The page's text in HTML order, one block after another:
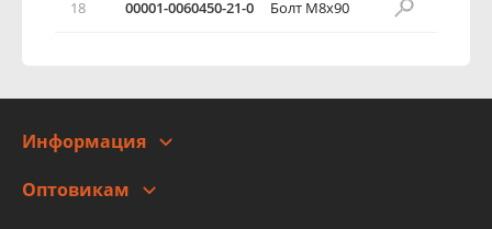
18 00001-0060450-21-0 Болт М8х90
Информация
Адреса
Оптовикам